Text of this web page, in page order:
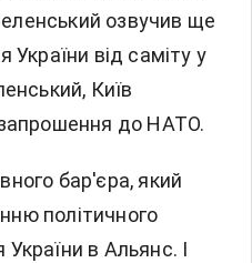
озвучив ще
України від саміту у
Київ
запрошення до НАТО.
бар'єра, який
політичного
в Альянс. І